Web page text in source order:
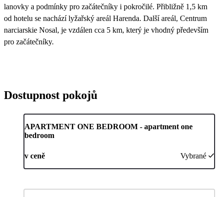
lanovky a podmínky pro začátečníky i pokročilé. Přibližně 1,5 km
od hotelu se nachází lyžařský areál Harenda. Další areál, Centrum
narciarskie Nosal, je vzdálen cca 5 km, který je vhodný především
pro začátečníky.
Dostupnost pokojů
APARTMENT ONE BEDROOM - apartment one
bedroom
v ceně Vybrané